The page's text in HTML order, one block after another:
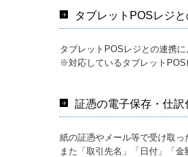
タブレットPOSレジ
タブレットPOSレジとの連携
※対応しているタブレット
証憑の電子保存・仕訳
紙の証憑やメール等で受け取
また「取引先名」「日付」「